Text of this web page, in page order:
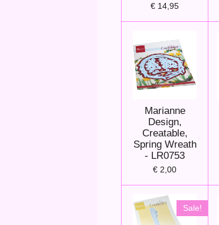
€ 14,95
Marianne
Design,
Creatable,
Spring Wreath
- LR0753
€ 2,00
Sale!